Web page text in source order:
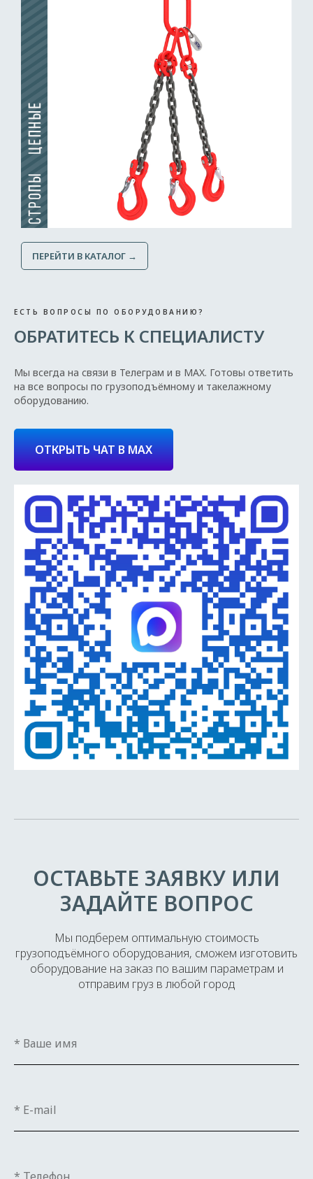
ПЕРЕЙТИ В КАТАЛОГ →
ЕСТЬ ВОПРОСЫ ПО ОБОРУДОВАНИЮ?
ОБРАТИТЕСЬ К СПЕЦИАЛИСТУ
Мы всегда на связи в Телеграм и в MAX. Готовы ответить
на все вопросы по грузоподъёмному и такелажному
оборудованию.
ОТКРЫТЬ ЧАТ В MAX
ОСТАВЬТЕ ЗАЯВКУ ИЛИ
ЗАДАЙТЕ ВОПРОС
Мы подберем оптимальную стоимость
грузоподъёмного оборудования, сможем изготовить
оборудование на заказ по вашим параметрам и
отправим груз в любой город